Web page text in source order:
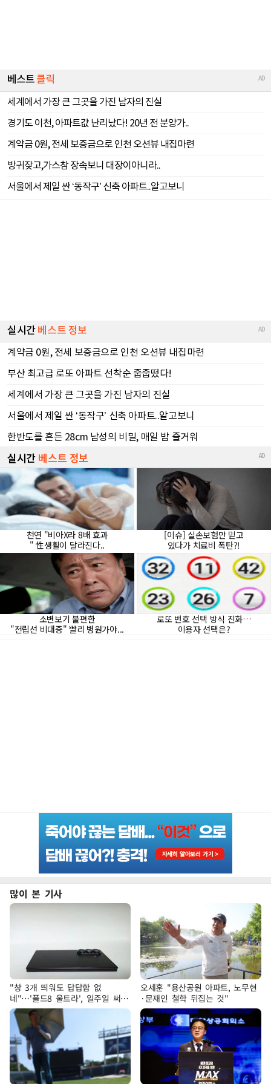
많이 본 기사
"창 3개 띄워도 답답함 없
네"…'폴드8 울트라', 일주일 써보
니
오세훈 "용산공원 아파트, 노무현
·문재인 철학 뒤집는 것"